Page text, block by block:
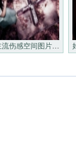
非主流伤感空间图片_非主流图